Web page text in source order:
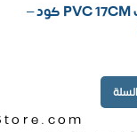
بديل خشب PVC 17CM كود –